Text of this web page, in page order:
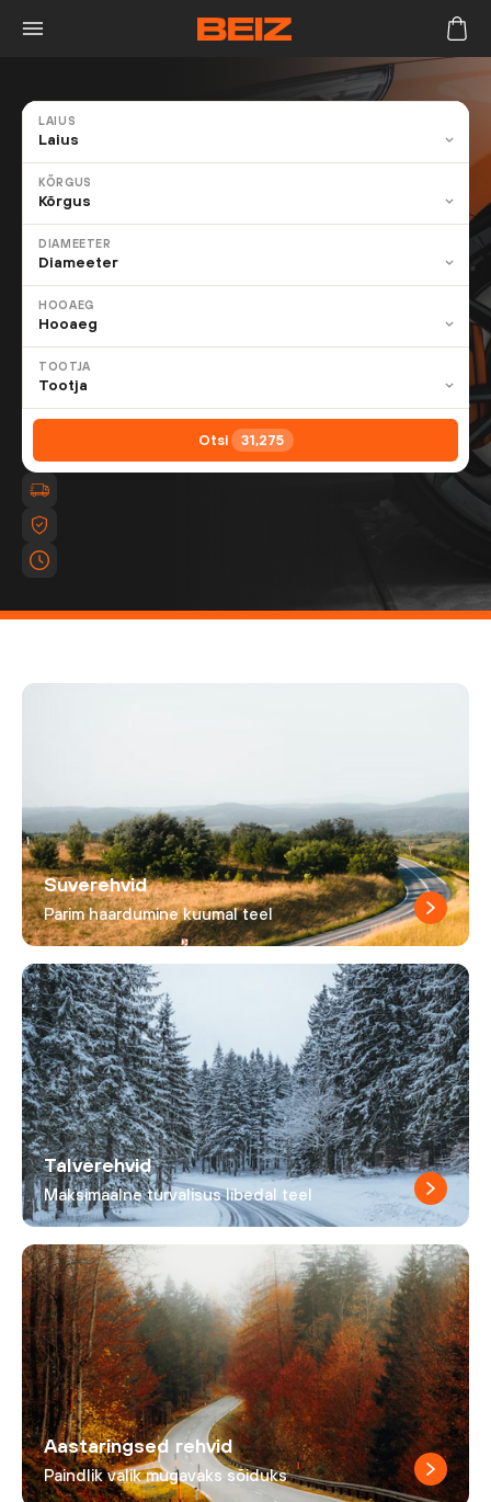
LAIUS
KÕRGUS
DIAMEETER
HOOAEG
TOOTJA
Otsi 31,275
Suverehvid
Parim haardumine kuumal teel
Talverehvid
Maksimaalne turvalisus libedal teel
Aastaringsed rehvid
Paindlik valik mugavaks sõiduks